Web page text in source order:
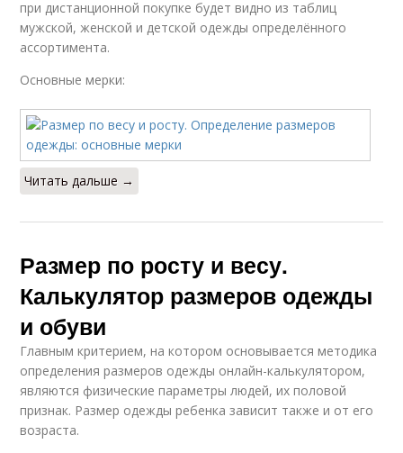
при дистанционной покупке будет видно из таблиц
мужской, женской и детской одежды определённого
ассортимента.
Основные мерки:
Читать дальше →
Размер по росту и весу.
Калькулятор размеров одежды
и обуви
Главным критерием, на котором основывается методика
определения размеров одежды онлайн-калькулятором,
являются физические параметры людей, их половой
признак. Размер одежды ребенка зависит также и от его
возраста.